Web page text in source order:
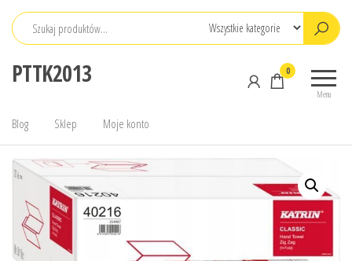
Przejdź
PTTK2013
Menu
0
Blog Sklep Moje konto